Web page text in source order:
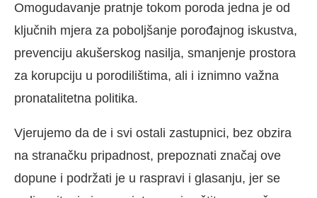
Omogudavanje pratnje tokom poroda jedna je od
ključnih mjera za poboljšanje porođajnog iskustva,
prevenciju akušerskog nasilja, smanjenje prostora
za korupciju u porodilištima, ali i iznimno važna
pronatalitetna politika.
Vjerujemo da de i svi ostali zastupnici, bez obzira
na stranačku pripadnost, prepoznati značaj ove
dopune i podržati je u raspravi i glasanju, jer se